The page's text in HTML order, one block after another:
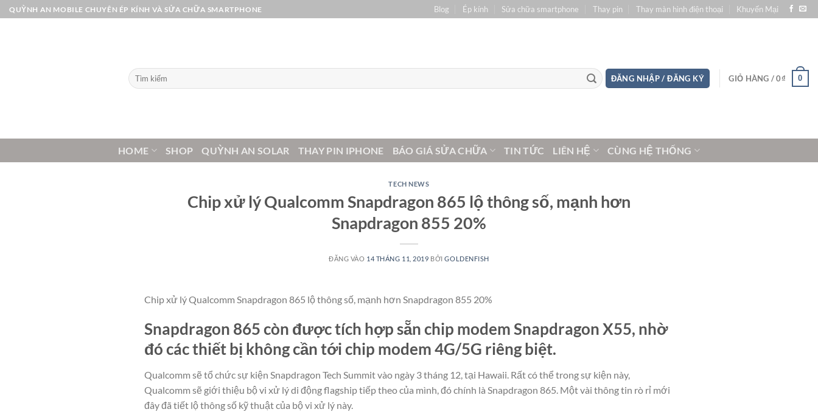
Bỏ
qua
QUỲNH AN MOBILE CHUYÊN ÉP KÍNH VÀ SỬA CHỮA SMARTPHONE Blog Ép kính Sửa chữa smartphone Thay pin Thay màn hình điện thoại Khuyến Mại
Tìm
kiếm:
ĐĂNG NHẬP / ĐĂNG KÝ GIỎ HÀNG /0₫ 0
HOME SHOP QUỲNH AN SOLAR THAY PIN IPHONE BÁO GIÁ SỬA CHỮA TIN TỨC LIÊN HỆ CÙNG HỆ THỐNG
TECH NEWS
Chip xử lý Qualcomm Snapdragon 865 lộ thông số, mạnh hơn
Snapdragon 855 20%
ĐĂNG VÀO 14 THÁNG 11, 2019 BỞIGOLDENFISH
Chip xử lý Qualcomm Snapdragon 865 lộ thông số, mạnh hơn Snapdragon 855 20%
Snapdragon 865 còn được tích hợp sẵn chip modem Snapdragon X55, nhờ
đó các thiết bị không cần tới chip modem 4G/5G riêng biệt.
Qualcomm sẽ tổ chức sự kiện Snapdragon Tech Summit vào ngày 3 tháng 12, tại Hawaii. Rất có thể trong sự kiện này,
Qualcomm sẽ giới thiệu bộ vi xử lý di động flagship tiếp theo của mình, đó chính là Snapdragon 865. Một vài thông tin rò rỉ mới
đây đã tiết lộ thông số kỹ thuật của bộ vi xử lý này.